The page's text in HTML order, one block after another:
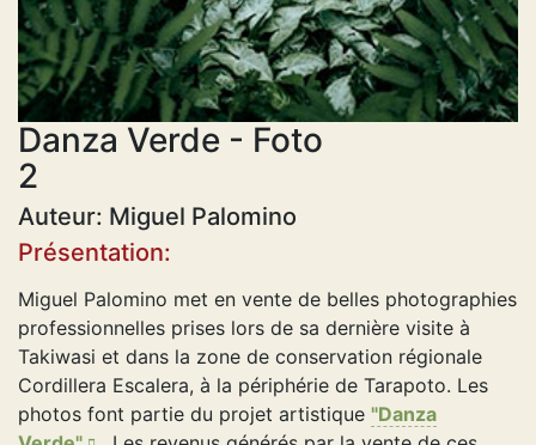
Danza Verde - Foto
2
Auteur: Miguel Palomino
Présentation:
Miguel Palomino met en vente de belles photographies
professionnelles prises lors de sa dernière visite à
Takiwasi et dans la zone de conservation régionale
Cordillera Escalera, à la périphérie de Tarapoto. Les
photos font partie du projet artistique "Danza